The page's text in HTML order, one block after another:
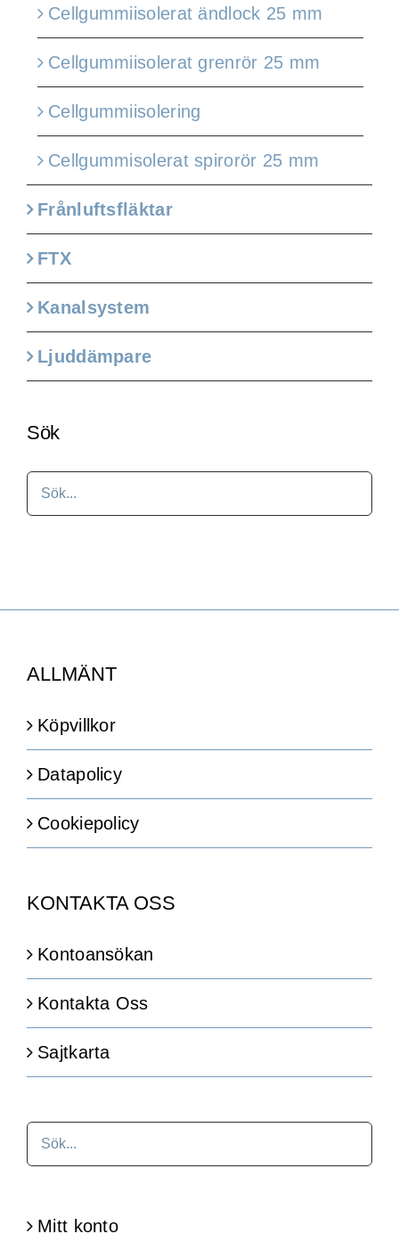
Cellgummiisolerat ändlock 25 mm
Cellgummiisolerat grenrör 25 mm
Cellgummiisolering
Cellgummisolerat spirorör 25 mm
Frånluftsfläktar
FTX
Kanalsystem
Ljuddämpare
Sök
ALLMÄNT
Köpvillkor
Datapolicy
Cookiepolicy
KONTAKTA OSS
Kontoansökan
Kontakta Oss
Sajtkarta
Mitt konto